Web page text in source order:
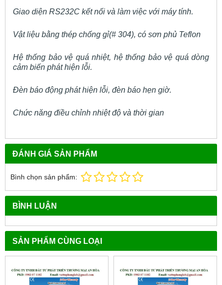
Giao diện RS232C kết nối và làm việc với máy tính.
Vật liệu bằng thép chống gỉ(# 304), có sơn phủ Teflon
Hệ thống bảo vệ quá nhiệt, hệ thống bảo vệ quá dòng
cảm biến phát hiện lỗi.
Đèn báo động phát hiện lỗi, đèn báo hẹn giờ.
Chức năng điều chỉnh nhiệt độ và thời gian
ĐÁNH GIÁ SẢN PHẨM
Bình chọn sản phẩm:
BÌNH LUẬN
SẢN PHẨM CÙNG LOẠI